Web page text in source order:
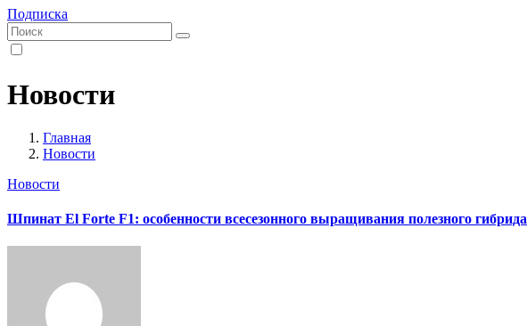
Подписка
Новости
Главная
Новости
Новости
Шпинат El Forte F1: особенности всесезонного выращивания полезного гибрида